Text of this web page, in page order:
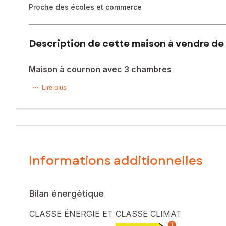
Proche des écoles et commerce
Description de cette maison à vendre de
Maison à cournon avec 3 chambres
Cette maison de 85 m² située à Cournon-d'Auvergne
lycée, un collège, et une crèche à proximité ravira les
Construite en 1971, cette maison de 5 pièces comprend
Prix de vente : 260 000 €
Honoraires charge vendeur
Contactez votre conseiller SAFTI : Guillaume BERTRAND,
Lire plus
Informations additionnelles
Bilan énergétique
CLASSE ÉNERGIE ET CLASSE CLIMAT